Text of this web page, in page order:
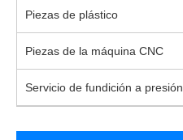
Piezas de plástico
Piezas de la máquina CNC
Servicio de fundición a presión